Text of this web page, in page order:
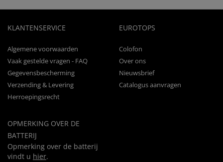
KLANTENSERVICE
Algemene voorwaarden
Vaak gestelde vragen - FAQ
Gegevensbescherming
Verzending & Levering
Herroepingsrecht
OPMERKING OVER DE
BATTERIJ
Opmerking over de batterij
vindt u hier.
EUROTOPS
Colofon
Over ons
Nieuwsbrief
Catalogus aanvragen